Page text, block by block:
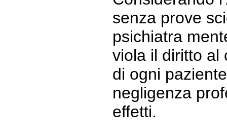
senza prove
psichiatra
viola il diritto al
di ogni
negligenza
effetti.